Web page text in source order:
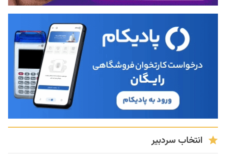
انتخاب سردبیر